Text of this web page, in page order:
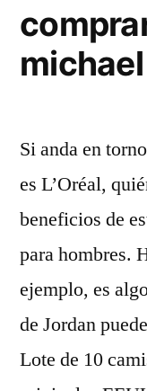
Si anda en
es L’Oréal,
beneficios de
para hombres.
ejemplo, es
de Jordan
Lote de 10